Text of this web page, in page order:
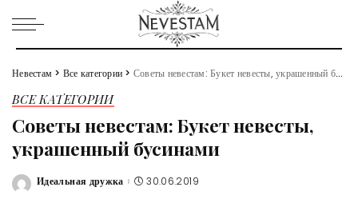
Невестам > Все категории > Советы невестам: Букет невесты, украшенный бусинами
ВСЕ КАТЕГОРИИ
Советы невестам: Букет невесты,
украшенный бусинами
Posted
Идеальная дружка 30.06.2019